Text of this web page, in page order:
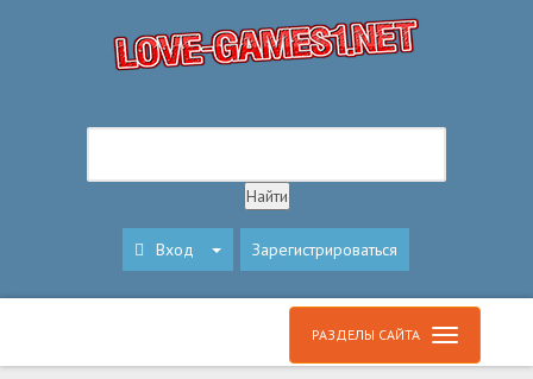
Вход Зарегистрироваться
РАЗДЕЛЫ САЙТА